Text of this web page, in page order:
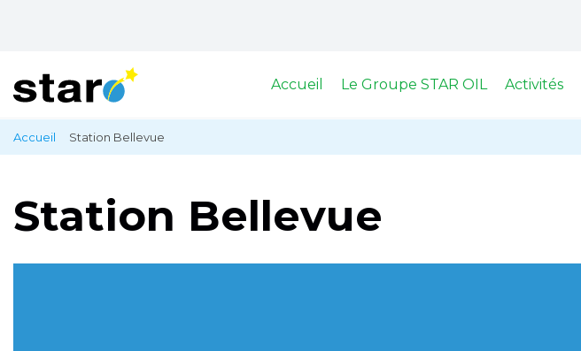
Aller
au
Accueil Le Groupe STAR OIL Activités
Fil
d'Ariane
Accueil Station Bellevue
Station Bellevue